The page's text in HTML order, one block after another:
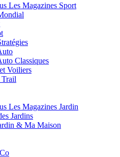
Les Magazines Sport
Classiques
Voiliers
Les Magazines Jardin
Jardins
& Ma Maison